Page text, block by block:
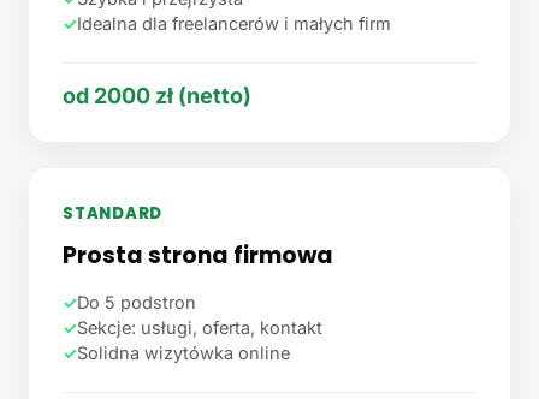
✓Idealna dla freelancerów i małych firm
od 2000 zł (netto)
STANDARD
Prosta strona firmowa
✓Do 5 podstron
✓Sekcje: usługi, oferta, kontakt
✓Solidna wizytówka online